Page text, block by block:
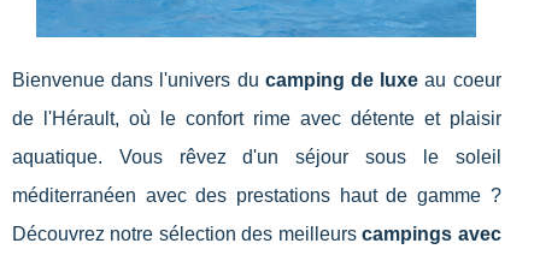
Bienvenue dans l'univers du camping de luxe au coeur
de l'Hérault, où le confort rime avec détente et plaisir
aquatique. Vous rêvez d'un séjour sous le soleil
méditerranéen avec des prestations haut de gamme ?
Découvrez notre sélection des meilleurscampings avec